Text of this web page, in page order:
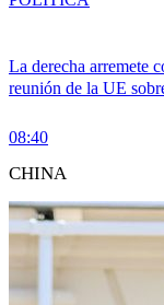
La derecha arremete
reunión de la UE
08:40
CHINA